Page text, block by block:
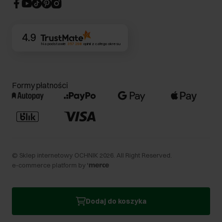
Dodaj do koszyka
4.9
Na podstawie 357 298 opinii z całego okresu
Formy płatności
© Sklep internetowy OCHNIK 2026 . All Right Reserved.
e-commerce platform by